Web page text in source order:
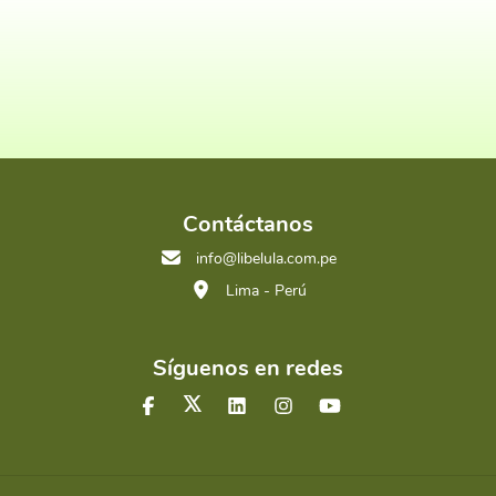
Contáctanos
info@libelula.com.pe
Lima - Perú
Síguenos en redes